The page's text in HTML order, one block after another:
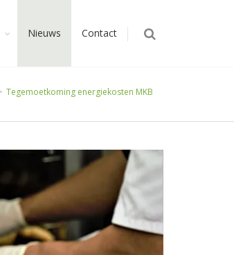
Nieuws Contact
Tegemoetkoming energiekosten MKB